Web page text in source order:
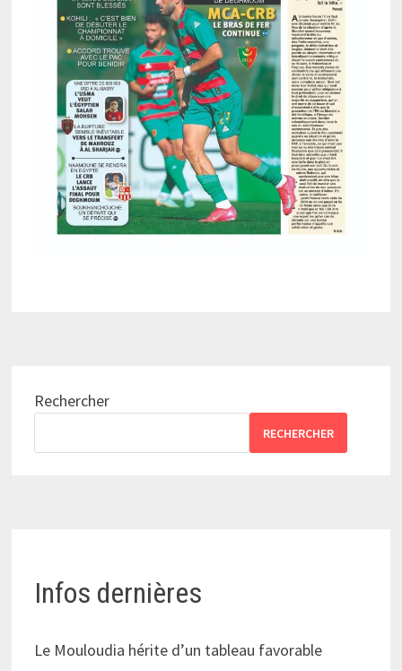
Rechercher
RECHERCHER
Infos dernières
Le Mouloudia hérite d’un tableau favorable